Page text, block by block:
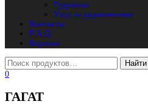
Рудракша
Уход за украшениями
Контакты
F.A.Q
Корзина
0
ГАГАТ